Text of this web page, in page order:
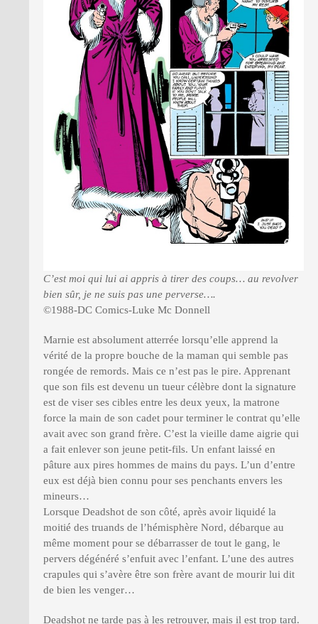
C’est moi qui lui ai appris à tirer des coups… au revolver
bien sûr, je ne suis pas une perverse….
©1988-DC Comics-Luke Mc Donnell
Marnie est absolument atterrée lorsqu’elle apprend la
vérité de la propre bouche de la maman qui semble pas
rongée de remords. Mais ce n’est pas le pire. Apprenant
que son fils est devenu un tueur célèbre dont la signature
est de viser ses cibles entre les deux yeux, la matrone
force la main de son cadet pour terminer le contrat qu’elle
avait avec son grand frère. C’est la vieille dame aigrie qui
a fait enlever son jeune petit-fils. Un enfant laissé en
pâture aux pires hommes de mains du pays. L’un d’entre
eux est déjà bien connu pour ses penchants envers les
mineurs…
Lorsque Deadshot de son côté, après avoir liquidé la
moitié des truands de l’hémisphère Nord, débarque au
même moment pour se débarrasser de tout le gang, le
pervers dégénéré s’enfuit avec l’enfant. L’une des autres
crapules qui s’avère être son frère avant de mourir lui dit
de bien les venger…
Deadshot ne tarde pas à les retrouver, mais il est trop tard.